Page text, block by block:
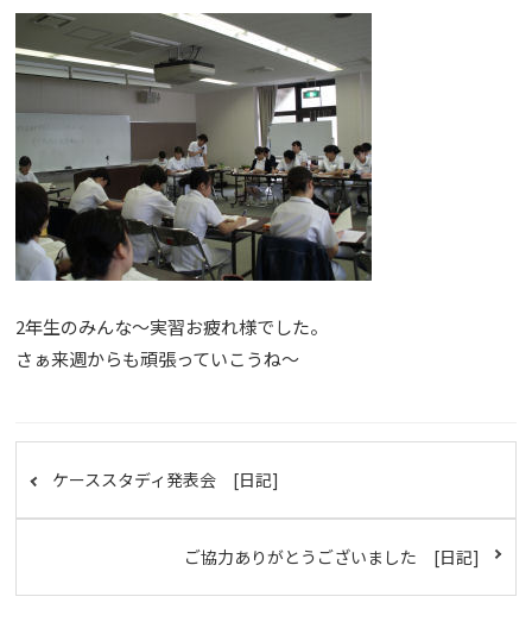
2年生のみんな～実習お疲れ様でした。
さぁ来週からも頑張っていこうね～
ケーススタディ発表会 [日記]
ご協力ありがとうございました [日記]